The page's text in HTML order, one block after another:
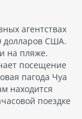
агентствах
долларов США.
на пляже.
посещение
пагода Чуа
находится
поездке